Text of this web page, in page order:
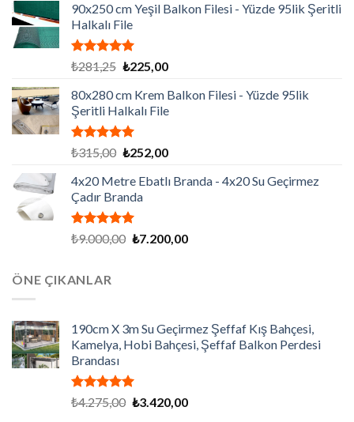
90x250 cm Yeşil Balkon Filesi - Yüzde 95lik Şeritli
Halkalı File
5 üzerinden
oy
aldı
₺281,25 Orijinal
₺281,25.
₺225,00Şu
fiyat:
₺225,00.
80x280 cm Krem Balkon Filesi - Yüzde 95lik
Şeritli Halkalı File
5 üzerinden
oy
aldı
₺315,00 Orijinal
₺315,00.
₺252,00Şu
fiyat:
4x20 Metre Ebatlı Branda - 4x20 Su Geçirmez
Çadır Branda
5 üzerinden
oy
₺9.000,00 Orijinal
₺7.200,00Şu
ÖNE ÇIKANLAR
190cm X 3m Su Geçirmez Şeffaf Kış Bahçesi,
Kamelya, Hobi Bahçesi, Şeffaf Balkon Perdesi
Brandası
5 üzerinden
oy
₺4.275,00 Orijinal
₺3.420,00Şu